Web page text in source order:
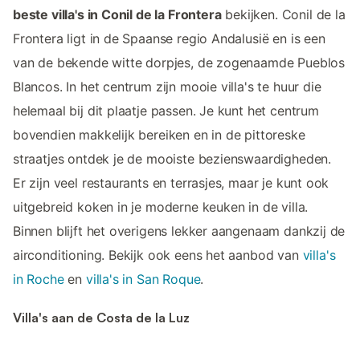
beste villa's in Conil de la Fronterabekijken. Conil de la
Frontera ligt in de Spaanse regio Andalusië en is een
van de bekende witte dorpjes, de zogenaamde Pueblos
Blancos. In het centrum zijn mooie villa's te huur die
helemaal bij dit plaatje passen. Je kunt het centrum
bovendien makkelijk bereiken en in de pittoreske
straatjes ontdek je de mooiste bezienswaardigheden.
Er zijn veel restaurants en terrasjes, maar je kunt ook
uitgebreid koken in je moderne keuken in de villa.
Binnen blijft het overigens lekker aangenaam dankzij de
airconditioning. Bekijk ook eens het aanbod van villa's
in Rocheen villa's in San Roque.
Villa's aan de Costa de la Luz